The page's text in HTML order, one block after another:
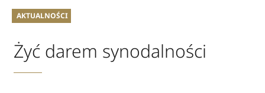
AKTUALNOŚCI
Żyć darem synodalności